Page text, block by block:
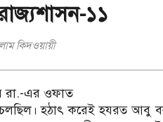
১১
কিদওয়ায়ী
এর ওফাত
হঠাৎ করেই হযরত আবু